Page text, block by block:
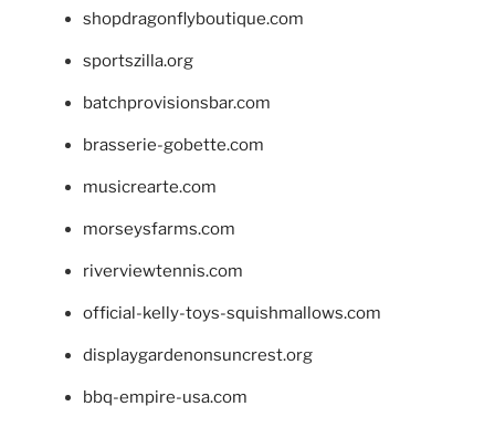
shopdragonflyboutique.com
sportszilla.org
batchprovisionsbar.com
brasserie-gobette.com
musicrearte.com
morseysfarms.com
riverviewtennis.com
official-kelly-toys-squishmallows.com
displaygardenonsuncrest.org
bbq-empire-usa.com